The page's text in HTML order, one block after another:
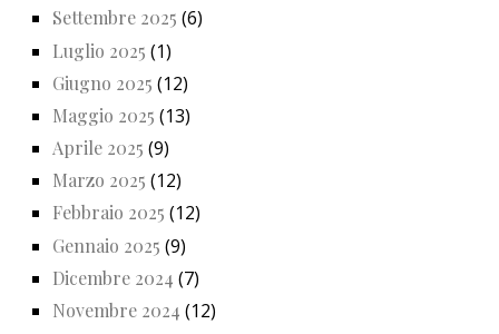
Settembre 2025 (6)
Luglio 2025 (1)
Giugno 2025 (12)
Maggio 2025 (13)
Aprile 2025 (9)
Marzo 2025 (12)
Febbraio 2025 (12)
Gennaio 2025 (9)
Dicembre 2024 (7)
Novembre 2024 (12)